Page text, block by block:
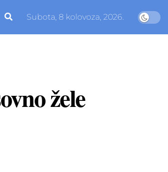
Subota, 8 kolovoza, 2026.
žele